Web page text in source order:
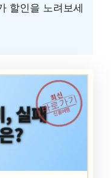
할인을 노려보세
최신
바로가기
신혼여행